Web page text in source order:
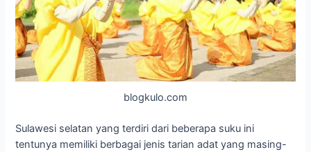
blogkulo.com
Sulawesi selatan yang terdiri dari beberapa suku ini
tentunya memiliki berbagai jenis tarian adat yang masing-